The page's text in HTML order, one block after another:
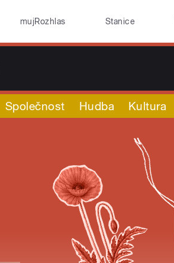
mujRozhlas Stanice
Společnost Hudba Kultura